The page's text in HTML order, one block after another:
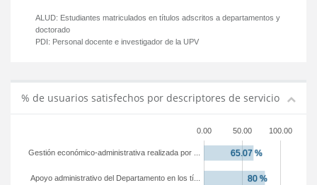
ALUD: Estudiantes matriculados en títulos adscritos a departamentos y
doctorado
PDI: Personal docente e investigador de la UPV
% de usuarios satisfechos por descriptores de servicio
0.00 50.00 100.00
Apoyo administrativo del Departamento en los tí...
Gestión económico-administrativa realizada por ...